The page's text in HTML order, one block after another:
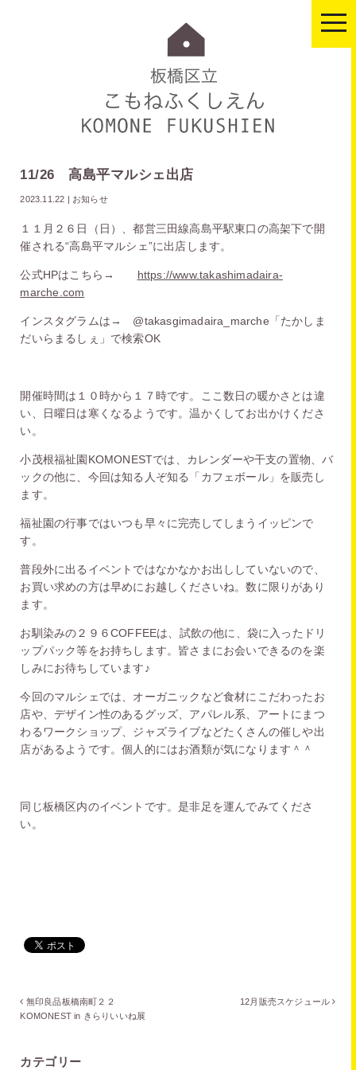
11/26 高島平マルシェ出店
2023.11.22 お知らせ
１１月２６日（日）、都営三田線高島平駅東口の高架下で開
催される“高島平マルシェ”に出店します。
公式HPはこちら→ https://www.takashimadaira-
marche.com
インスタグラムは→ @takasgimadaira_marche「たかしま
だいらまるしぇ」で検索OK
開催時間は１０時から１７時です。ここ数日の暖かさとは違
い、日曜日は寒くなるようです。温かくしてお出かけくださ
い。
小茂根福祉園KOMONESTでは、カレンダーや干支の置物、バ
ックの他に、今回は知る人ぞ知る「カフェボール」を販売し
ます。
福祉園の行事ではいつも早々に完売してしまうイッピンで
す。
普段外に出るイベントではなかなかお出ししていないので、
お買い求めの方は早めにお越しくださいね。数に限りがあり
ます。
お馴染みの２９６COFFEEは、試飲の他に、袋に入ったドリ
ップパック等をお持ちします。皆さまにお会いできるのを楽
しみにお待ちしています♪
今回のマルシェでは、オーガニックなど食材にこだわったお
店や、デザイン性のあるグッズ、アパレル系、アートにまつ
わるワークショップ、ジャズライブなどたくさんの催しや出
店があるようです。個人的にはお酒類が気になります＾＾
同じ板橋区内のイベントです。是非足を運んでみてくださ
い。
無印良品板橋南町２２
KOMONEST in きらりいいね展
12月販売スケジュール
カテゴリー